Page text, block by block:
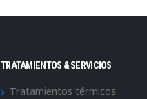
TRATAMIENTOS & SERVICIOS
Tratamientos térmicos